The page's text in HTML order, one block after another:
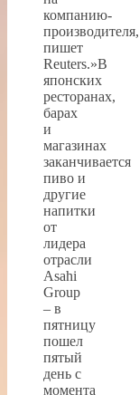
компанию-
производителя,
пишет
Reuters.»В
японских
ресторанах,
барах
и
магазинах
заканчивается
пиво и
другие
напитки
от
лидера
отрасли
Asahi
Group
– в
пятницу
пошел
пятый
день с
момента